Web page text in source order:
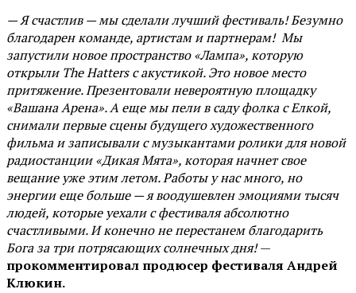
— Я счастлив — мы сделали лучший фестиваль! Безумно
благодарен команде, артистам и партнерам! Мы
запустили новое пространство «Лампа», которую
открыли The Hatters с акустикой. Это новое место
притяжение. Презентовали невероятную площадку
«Вашана Арена». А еще мы пели в саду фолка с Елкой,
снимали первые сцены будущего художественного
фильма и записывали с музыкантами ролики для новой
радиостанции «Дикая Мята», которая начнет свое
вещание уже этим летом. Работы у нас много, но
энергии еще больше — я воодушевлен эмоциями тысяч
людей, которые уехали с фестиваля абсолютно
счастливыми. И конечно не перестанем благодарить
Бога за три потрясающих солнечных дня!—
прокомментировал продюсер фестиваля Андрей
Клюкин.